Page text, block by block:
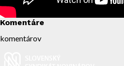
Komentáre
komentárov